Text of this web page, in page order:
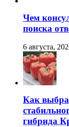
Чем
поиска
6 августа,
Как
гибрида